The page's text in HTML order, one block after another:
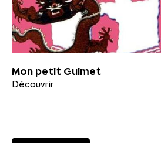
Mon petit Guimet
Découvrir